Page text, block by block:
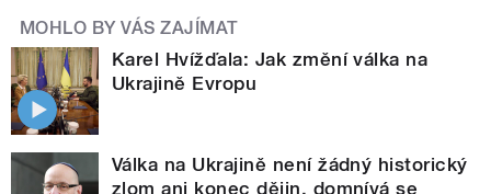
MOHLO BY VÁS ZAJÍMAT
Karel Hvížďala: Jak změní válka na
Ukrajině Evropu
Válka na Ukrajině není žádný historický
zlom ani konec dějin, domnívá se